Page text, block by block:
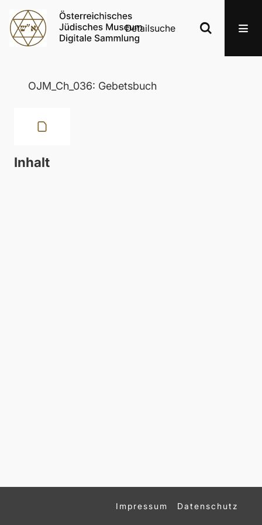
Detailsuche
OJM_Ch_036: Gebetsbuch
Inhalt
Impressum Datenschutz